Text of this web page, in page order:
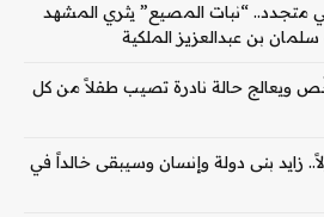
متجدد.. “نبات المصيع” يثري المشهد
بن عبدالعزيز الملكية
ويعالج حالة نادرة تصيب طفلاً من كل
زايد بنى دولة وإنسان وسيبقى خالداً في